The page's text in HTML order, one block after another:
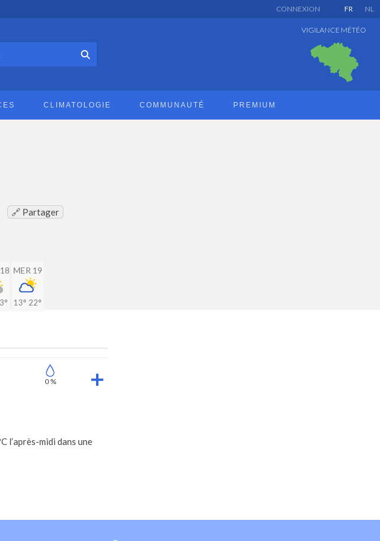
FR NL
CONNEXION
VIGILANCE MÉTÉO
CLIMATOLOGIE COMMUNAUTÉ PREMIUM
🔗 Partager
MER 19
13° 22°
0 %
l’après-midi dans une